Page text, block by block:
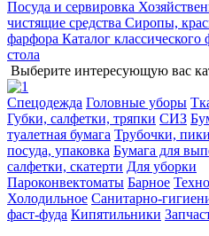
Посуда и сервировка
чистящие средства Сиропы,
фарфора Каталог классического
стола
Выберите интересующую вас
Спецодежда Головные уборы
Губки, салфетки, тряпки СИЗ
туалетная бумага Трубочки,
посуда, упаковка Бумага для
салфетки, скатерти Для уборки
Пароконвектоматы Барное
Холодильное Санитарно-
фаст-фуда Кипятильники